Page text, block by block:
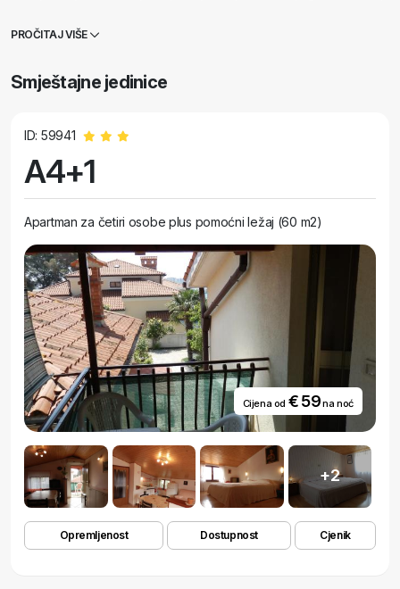
nalazi se moderan park sa spravama za vježbanje.
PROČITAJ VIŠE
Smještajne jedinice
ID: 59941
A4+1
Apartman za četiri osobe plus pomoćni ležaj (60 m2)
Cijena od € 59na noć
+2
Opremljenost Dostupnost Cjenik